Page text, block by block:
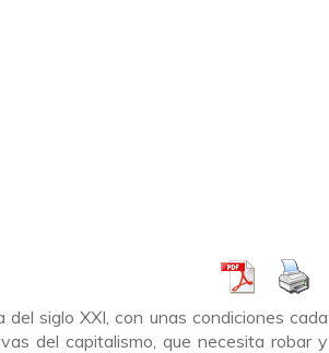
siglo XXI, con unas condiciones cada
del capitalismo, que necesita robar y